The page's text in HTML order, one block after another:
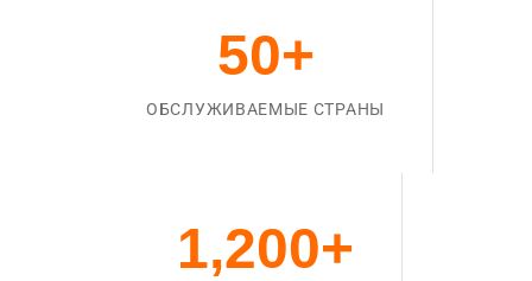
50+
ОБСЛУЖИВАЕМЫЕ СТРАНЫ
1,200+